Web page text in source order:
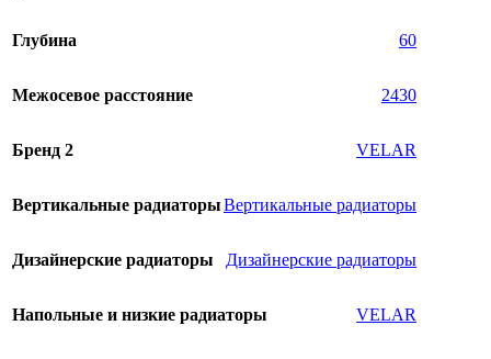
Глубина 60
Межосевое расстояние 2430
Бренд 2 VELAR
Вертикальные радиаторыВертикальные радиаторы
Дизайнерские радиаторы Дизайнерские радиаторы
Напольные и низкие радиаторы VELAR